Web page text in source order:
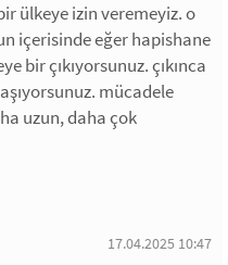
ülkeye izin veremeyiz. o
içerisinde eğer hapishane
bir çıkıyorsunuz. çıkınca
mücadele
uzun, daha çok
17.04.2025 10:47